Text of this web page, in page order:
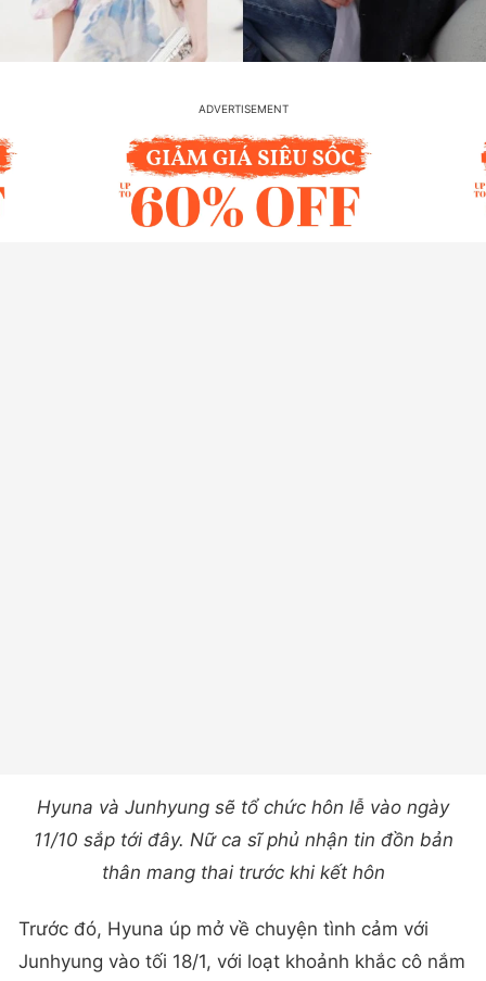
Hyuna và Junhyung sẽ tổ chức hôn lễ vào ngày
11/10 sắp tới đây. Nữ ca sĩ phủ nhận tin đồn bản
thân mang thai trước khi kết hôn
Trước đó, Hyuna úp mở về chuyện tình cảm với
Junhyung vào tối 18/1, với loạt khoảnh khắc cô nắm